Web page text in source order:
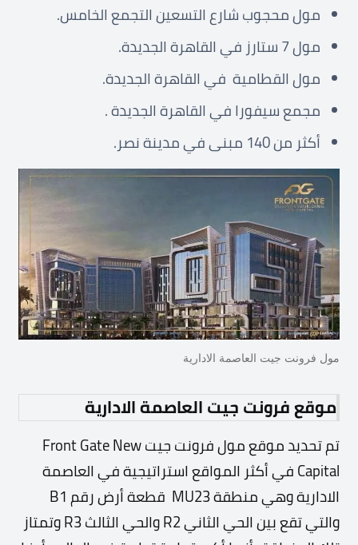
مول محجوب شارع التسعين التجمع الخامس.
مول 7 ستارز في القاهرة الجديدة.
مول القطامية في القاهرة الجديدة.
مجمع سيفورا في القاهرة الجديدة .
أكثر من 140 مبنى في مدينة نصر.
مول فرونت جيت العاصمة الادارية
موقع فرونت جيت العاصمة الادارية
تم تحديد موقع مول فرونت جيت Front Gate New
Capital في أكثر المواقع استراتيجية في العاصمة
الادارية وهي منطقة MU23 قطعة أرض رقم B1
والتي تقع بين الحي الثاني R2 والحي الثالث R3 وتمتاز